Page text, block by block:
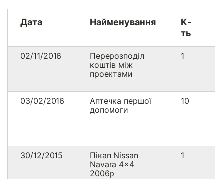
Дата Найменування
К-
ть
02/11/2016
Перерозподіл
коштів між
проектами
1
03/02/2016
Аптечка першої
допомоги
10
30/12/2015
Пікап Nissan
Navara 4x4
2006р
1